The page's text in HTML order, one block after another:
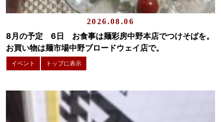
2026.08.06
8月の予定 6日 お食事は麺彩房中野本店でつけそばを。
お買い物は麺市場中野ブロードウェイ店で。
イベント トップに表示